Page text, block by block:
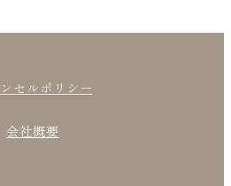
セルポリシー
会社概要